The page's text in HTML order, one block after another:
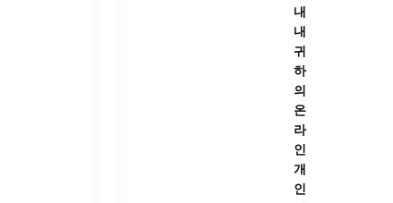
내
내
귀
하
의
온
라
인
개
인